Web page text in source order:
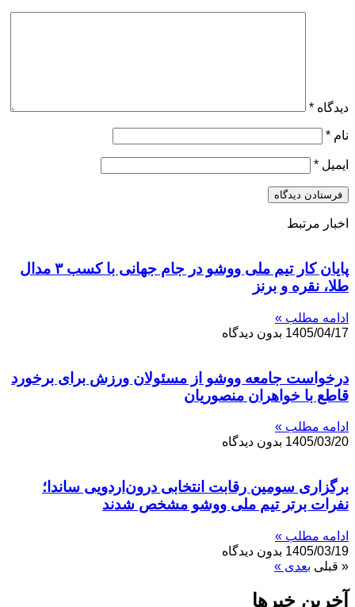
دیدگاه *
نام *
ایمیل *
اخبار مرتبط
پایان کار تیم ملی ووشو در جام جهانی با کسب ۳ مدال
طلا، نقره و برنز
ادامه مطلب »
1405/04/17 بدون دیدگاه
درخواست جامعه ووشو از مسئولان ورزش برای برخورد
قاطع با خواهران منصوریان
ادامه مطلب »
1405/03/20 بدون دیدگاه
برگزاری سومین رقابت انتخابی درون‌اردویی ساندا؛
نفرات برتر تیم ملی ووشو مشخص شدند
ادامه مطلب »
1405/03/19 بدون دیدگاه
« قبلی بعدی »
آخرین خبر‌‌ها